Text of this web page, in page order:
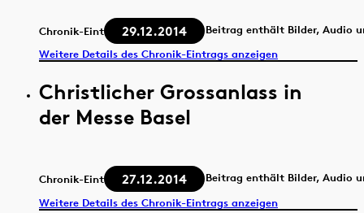
Chronik-Eintrag 29.12.2014
Beitrag enthält Bilder, Audio
Weitere Details des Chronik-Eintrags anzeigen
Christlicher Grossanlass in
der Messe Basel
Chronik-Eintrag 27.12.2014
Beitrag enthält Bilder, Audio
Weitere Details des Chronik-Eintrags anzeigen